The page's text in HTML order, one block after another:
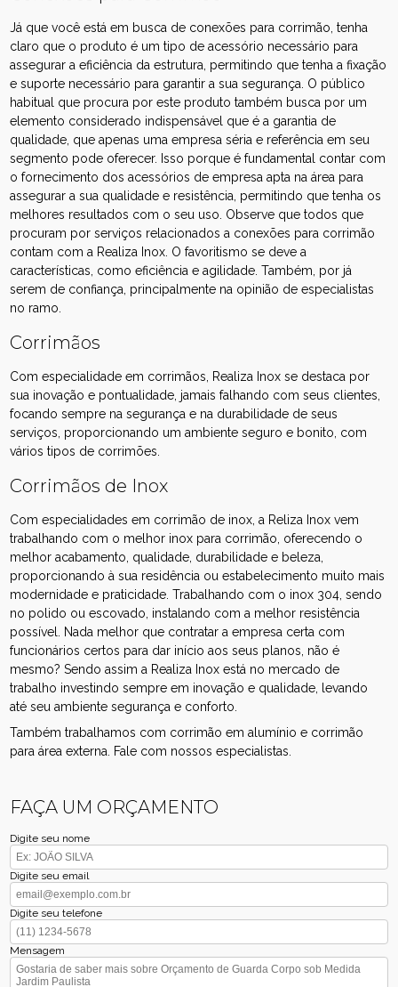
Já que você está em busca de conexões para corrimão, tenha
claro que o produto é um tipo de acessório necessário para
assegurar a eficiência da estrutura, permitindo que tenha a fixação
e suporte necessário para garantir a sua segurança. O público
habitual que procura por este produto também busca por um
elemento considerado indispensável que é a garantia de
qualidade, que apenas uma empresa séria e referência em seu
segmento pode oferecer. Isso porque é fundamental contar com
o fornecimento dos acessórios de empresa apta na área para
assegurar a sua qualidade e resistência, permitindo que tenha os
melhores resultados com o seu uso. Observe que todos que
procuram por serviços relacionados a conexões para corrimão
contam com a Realiza Inox. O favoritismo se deve a
características, como eficiência e agilidade. Também, por já
serem de confiança, principalmente na opinião de especialistas
no ramo.
Corrimãos
Com especialidade em corrimãos, Realiza Inox se destaca por
sua inovação e pontualidade, jamais falhando com seus clientes,
focando sempre na segurança e na durabilidade de seus
serviços, proporcionando um ambiente seguro e bonito, com
vários tipos de corrimões.
Corrimãos de Inox
Com especialidades em corrimão de inox, a Reliza Inox vem
trabalhando com o melhor inox para corrimão, oferecendo o
melhor acabamento, qualidade, durabilidade e beleza,
proporcionando à sua residência ou estabelecimento muito mais
modernidade e praticidade. Trabalhando com o inox 304, sendo
no polido ou escovado, instalando com a melhor resistência
possível. Nada melhor que contratar a empresa certa com
funcionários certos para dar início aos seus planos, não é
mesmo? Sendo assim a Realiza Inox está no mercado de
trabalho investindo sempre em inovação e qualidade, levando
até seu ambiente segurança e conforto.
Também trabalhamos com corrimão em alumínio e corrimão
para área externa. Fale com nossos especialistas.
FAÇA UM ORÇAMENTO
Digite seu nome
Digite seu email
Digite seu telefone
Mensagem